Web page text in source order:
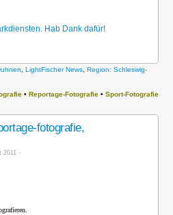
Hab Dank dafür!
LightFischer News Region: Schleswig-
• Reportage-Fotografie • Sport-Fotografie
fotografie,
2011 -